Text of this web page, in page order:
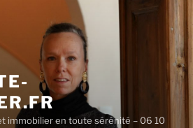
immobilier en toute sérénité – 06 10